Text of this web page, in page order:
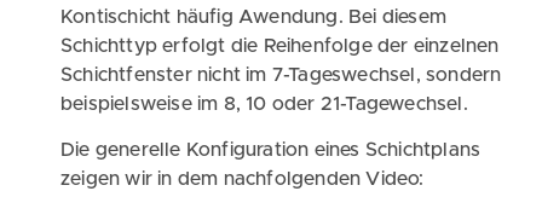
Kontischicht häufig Awendung. Bei diesem
Schichttyp erfolgt die Reihenfolge der einzelnen
Schichtfenster nicht im 7-Tageswechsel, sondern
beispielsweise im 8, 10 oder 21-Tagewechsel.
Die generelle Konfiguration eines Schichtplans
zeigen wir in dem nachfolgenden Video: